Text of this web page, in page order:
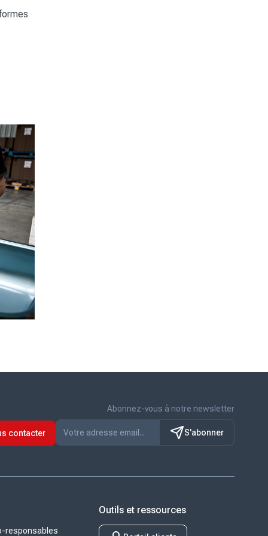
contacter
Abonnez-vous à notre newsletter
S'abonner
responsables
Outils et ressources